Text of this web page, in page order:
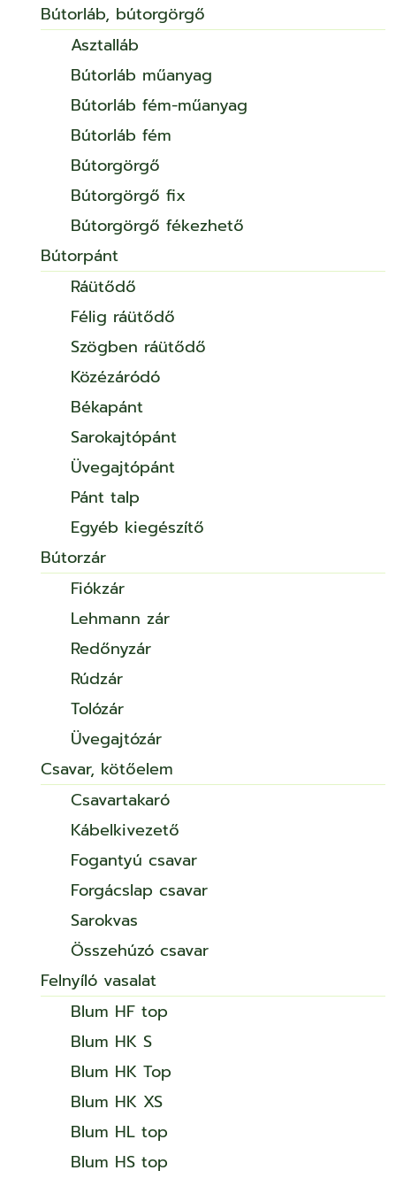
Bútorláb, bútorgörgő
Asztalláb
Bútorláb műanyag
Bútorláb fém-műanyag
Bútorláb fém
Bútorgörgő
Bútorgörgő fix
Bútorgörgő fékezhető
Bútorpánt
Ráütődő
Félig ráütődő
Szögben ráütődő
Közézáródó
Békapánt
Sarokajtópánt
Üvegajtópánt
Pánt talp
Egyéb kiegészítő
Bútorzár
Fiókzár
Lehmann zár
Redőnyzár
Rúdzár
Tolózár
Üvegajtózár
Csavar, kötőelem
Csavartakaró
Kábelkivezető
Fogantyú csavar
Forgácslap csavar
Sarokvas
Összehúzó csavar
Felnyíló vasalat
Blum HF top
Blum HK S
Blum HK Top
Blum HK XS
Blum HL top
Blum HS top